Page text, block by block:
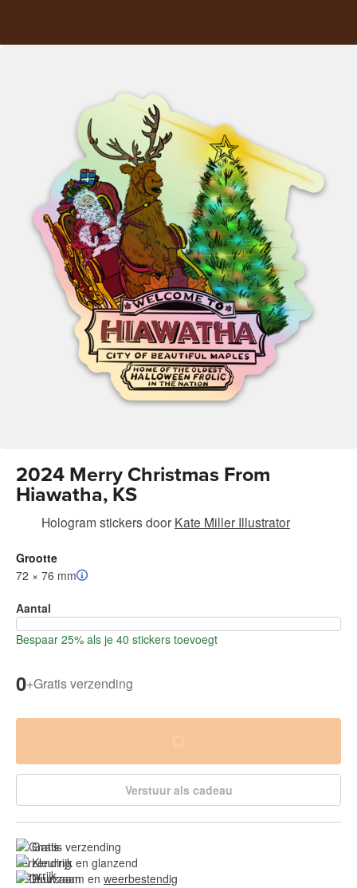
2024 Merry Christmas From
Hiawatha, KS
Hologram stickersdoor Kate Miller Illustrator
Grootte
72 × 76 mm
Aantal
Bespaar 25% als je 40 stickers toevoegt
0+Gratis verzending
Verstuur als cadeau
Gratis verzending
Kleurrijk en glanzend
Duurzaam en weerbestendig